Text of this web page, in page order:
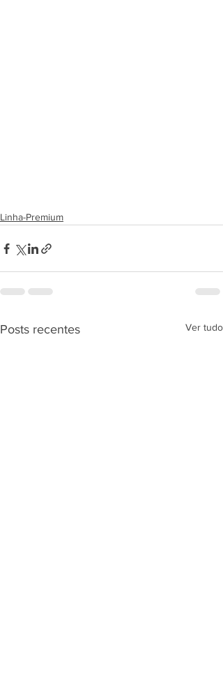
Linha-Premium
Posts recentes Ver tudo